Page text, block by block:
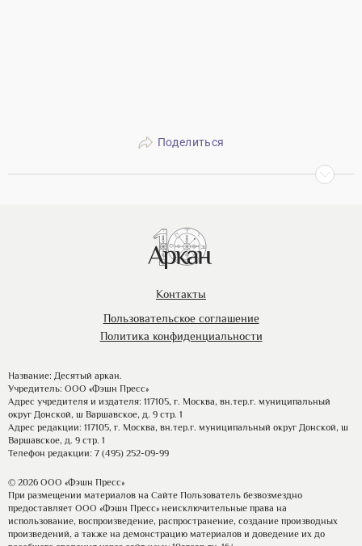
Поделиться
Контакты
Пользовательское соглашение
Политика конфиденциальности
Название: Десятый аркан.
Учредитель: ООО «Фэшн Пресс»
Адрес учредителя и издателя: 117105, г. Москва, вн.тер.г. муниципальный
округ Донской, ш Варшавское, д. 9 стр. 1
Адрес редакции: 117105, г. Москва, вн.тер.г. муниципальный округ Донской, ш
Варшавское, д. 9 стр. 1
Телефон редакции: 7 (495) 252-09-99
© 2026 ООО «Фэшн Пресс»
При размещении материалов на Сайте Пользователь безвозмездно
предоставляет ООО «Фэшн Пресс» неисключительные права на
использование, воспроизведение, распространение, создание производных
произведений, а также на демонстрацию материалов и доведение их до